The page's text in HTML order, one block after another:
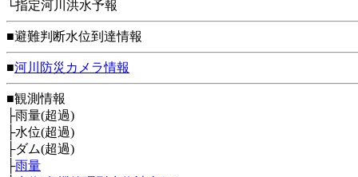
└指定河川洪水予報
■避難判断水位到達情報
■河川防災カメラ情報
■観測情報
├雨量(超過)
├水位(超過)
├ダム(超過)
├雨量